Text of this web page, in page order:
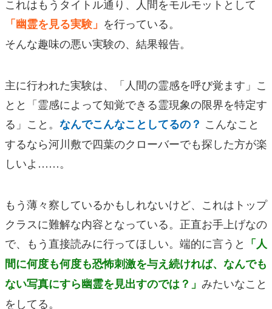
これはもうタイトル通り、人間をモルモットとして
「幽霊を見る実験」 を行っている。
そんな趣味の悪い実験の、結果報告。
主に行われた実験は、「人間の霊感を呼び覚ます」こ
とと「霊感によって知覚できる霊現象の限界を特定す
る」こと。 なんでこんなことしてるの？ こんなこと
するなら河川敷で四葉のクローバーでも探した方が楽
しいよ……。
もう薄々察しているかもしれないけど、これはトップ
クラスに難解な内容となっている。正直お手上げなの
で、もう直接読みに行ってほしい。端的に言うと 「人
間に何度も何度も恐怖刺激を与え続ければ、なんでも
ない写真にすら幽霊を見出すのでは？」 みたいなこと
をしてる。